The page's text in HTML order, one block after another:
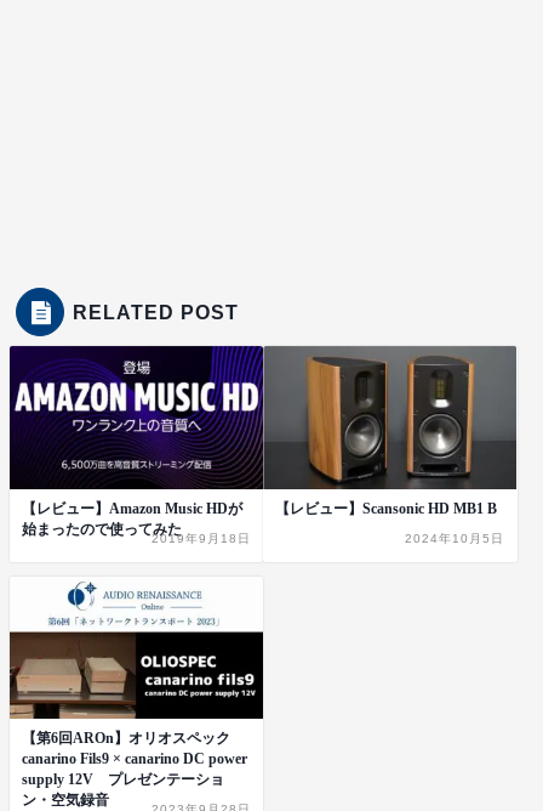
RELATED POST
【レビュー】Amazon Music HDが
始まったので使ってみた
2019年9月18日
【レビュー】Scansonic HD MB1 B
2024年10月5日
【第6回AROn】オリオスペック
canarino Fils9 × canarino DC power
supply 12V プレゼンテーショ
ン・空気録音